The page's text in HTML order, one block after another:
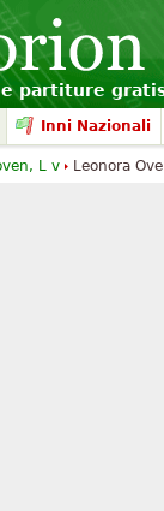
partiture
Inni Nazionali
L v Leonora